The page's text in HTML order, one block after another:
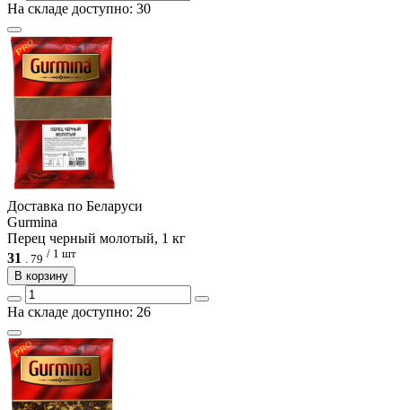
На складе доступно: 30
Доcтавка по Беларуси
Gurmina
Перец черный молотый, 1 кг
31 . 79 / 1 шт
В корзину
На складе доступно: 26